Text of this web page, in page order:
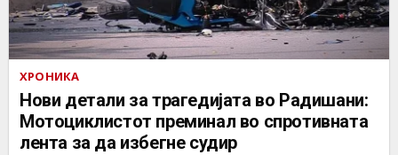
ХРОНИКА
Нови детали за трагедијата во Радишани:
Мотоциклистот преминал во спротивната
лента за да избегне судир